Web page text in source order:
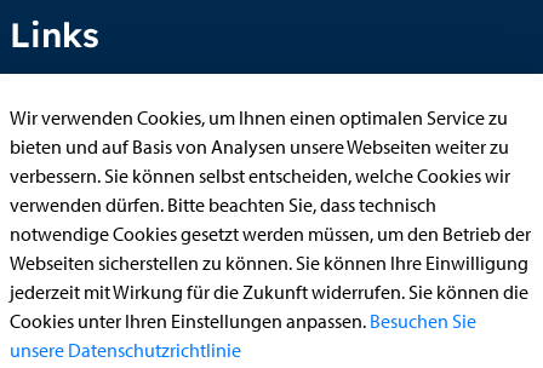
Links
Anhörung online
Aufenthaltserlaubnis
Bauantrag
Begleitetes Fahren ab 17 (Erstantrag)
Führerschein (Umtausch)
Reiterplakette (Verlängerungsantrag online)
Wir verwenden Cookies, um Ihnen einen optimalen Service zu
bieten und auf Basis von Analysen unsere Webseiten weiter zu
verbessern. Sie können selbst entscheiden, welche Cookies wir
verwenden dürfen. Bitte beachten Sie, dass technisch
notwendige Cookies gesetzt werden müssen, um den Betrieb der
Webseiten sicherstellen zu können. Sie können Ihre Einwilligung
jederzeit mit Wirkung für die Zukunft widerrufen. Sie können die
Cookies unter Ihren Einstellungen anpassen. Besuchen Sie
unsere Datenschutzrichtlinie